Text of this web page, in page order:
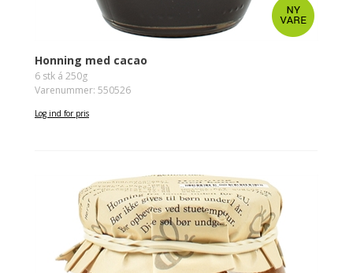
Honning med cacao
6 stk á 250g
Varenummer: 550526
Log ind for pris